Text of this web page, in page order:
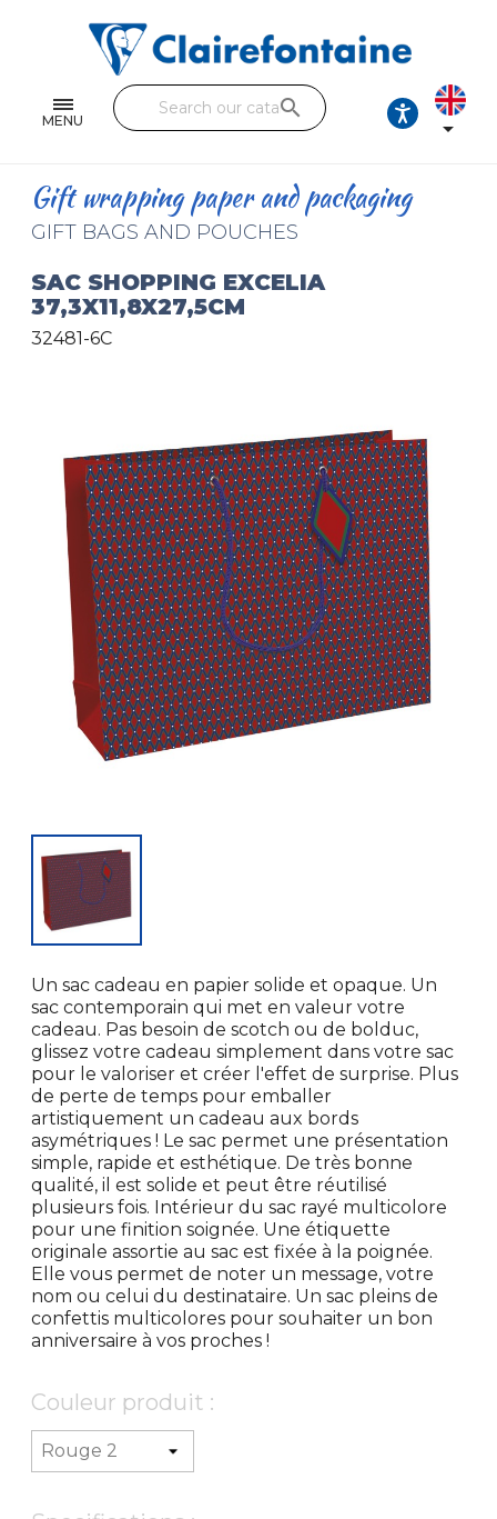
MENU
Single and double sheets
Fine arts
Handicraft
Pencil cases & Leather goods
search

Gift wrapping paper and packaging
GIFT BAGS AND POUCHES
SAC SHOPPING EXCELIA
37,3X11,8X27,5CM
32481-6C
Un sac cadeau en papier solide et opaque. Un
sac contemporain qui met en valeur votre
cadeau. Pas besoin de scotch ou de bolduc,
glissez votre cadeau simplement dans votre sac
pour le valoriser et créer l'effet de surprise. Plus
de perte de temps pour emballer
artistiquement un cadeau aux bords
asymétriques ! Le sac permet une présentation
simple, rapide et esthétique. De très bonne
qualité, il est solide et peut être réutilisé
plusieurs fois. Intérieur du sac rayé multicolore
pour une finition soignée. Une étiquette
originale assortie au sac est fixée à la poignée.
Elle vous permet de noter un message, votre
nom ou celui du destinataire. Un sac pleins de
confettis multicolores pour souhaiter un bon
anniversaire à vos proches !
Couleur produit :